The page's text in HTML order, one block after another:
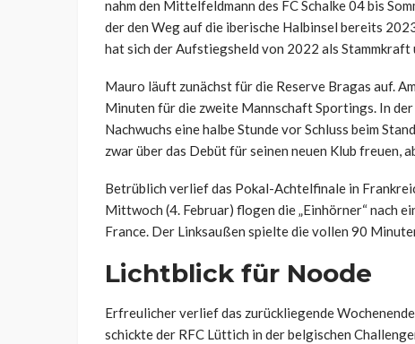
nahm den Mittelfeldmann des FC Schalke 04 bis
der den Weg auf die iberische Halbinsel bereits
hat sich der Aufstiegsheld von 2022 als
Mauro läuft zunächst für die Reserve Bragas auf.
Minuten für die zweite Mannschaft Sportings. In
Nachwuchs eine halbe Stunde vor Schluss beim
zwar über das Debüt für seinen neuen Klub freuen,
Betrüblich verlief das Pokal-Achtelfinale in
Mittwoch (4. Februar) flogen die „Einhörner“ nach
France. Der Linksaußen spielte die vollen 90
Lichtblick für Noode
Erfreulicher verlief das zurückliegende
schickte der RFC Lüttich in der belgischen